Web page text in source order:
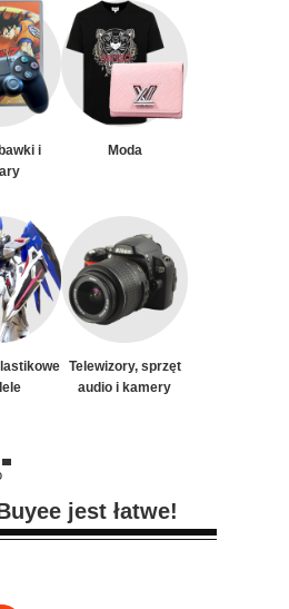
i
Moda
Telewizory, sprzęt
audio i kamery
jest łatwe!